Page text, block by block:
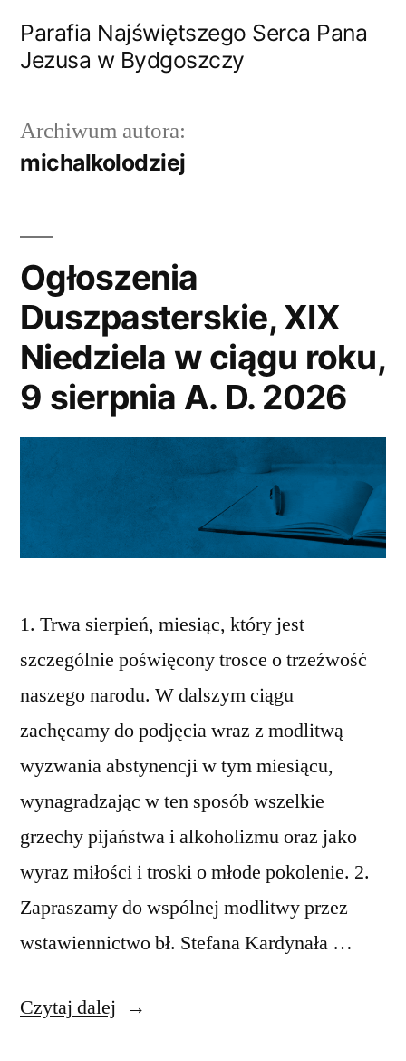
Parafia Najświętszego Serca Pana
Jezusa w Bydgoszczy
Archiwum autora:
michalkolodziej
Ogłoszenia
Duszpasterskie, XIX
Niedziela w ciągu roku,
9 sierpnia A. D. 2026
1. Trwa sierpień, miesiąc, który jest
szczególnie poświęcony trosce o trzeźwość
naszego narodu. W dalszym ciągu
zachęcamy do podjęcia wraz z modlitwą
wyzwania abstynencji w tym miesiącu,
wynagradzając w ten sposób wszelkie
grzechy pijaństwa i alkoholizmu oraz jako
wyraz miłości i troski o młode pokolenie. 2.
Zapraszamy do wspólnej modlitwy przez
wstawiennictwo bł. Stefana Kardynała …
Czytaj dalej „Ogłoszenia